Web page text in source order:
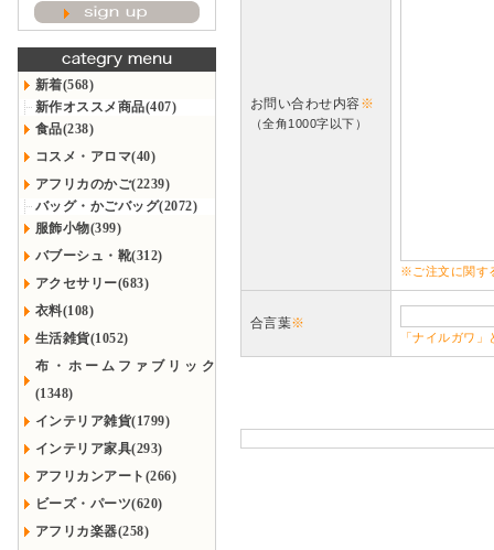
新着(568)
新作オススメ商品(407)
食品(238)
コスメ・アロマ(40)
アフリカのかご(2239)
バッグ・かごバッグ(2072)
服飾小物(399)
バブーシュ・靴(312)
アクセサリー(683)
衣料(108)
生活雑貨(1052)
布・ホームファブリック
(1348)
インテリア雑貨(1799)
インテリア家具(293)
アフリカンアート(266)
ビーズ・パーツ(620)
アフリカ楽器(258)
お問い合わせ内容※
（全角1000字以下）
※ご注文に関す
合言葉※
「ナイルガワ